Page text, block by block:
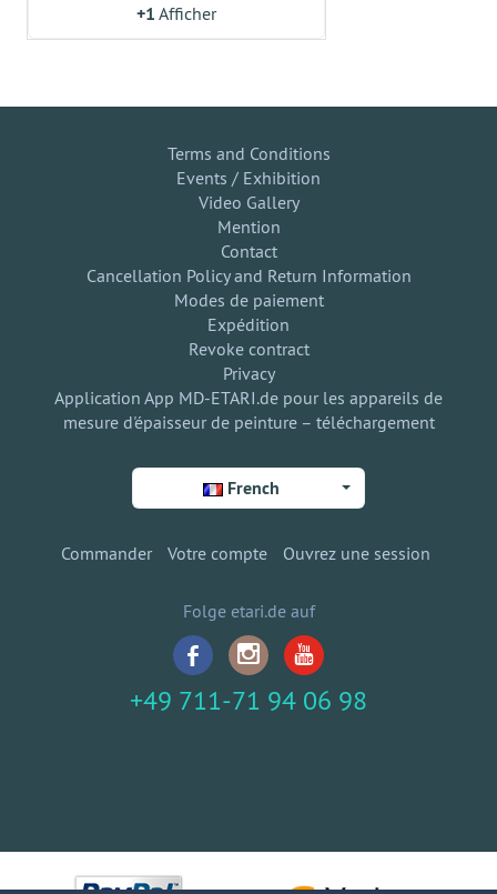
+1 Afficher
Terms and Conditions
Events / Exhibition
Video Gallery
Mention
Contact
Cancellation Policy and Return Information
Modes de paiement
Expédition
Revoke contract
Privacy
Application App MD-ETARI.de pour les appareils de
mesure d'épaisseur de peinture – téléchargement
French
Commander Votre compte Ouvrez une session
Folge etari.de auf
+49 711-71 94 06 98